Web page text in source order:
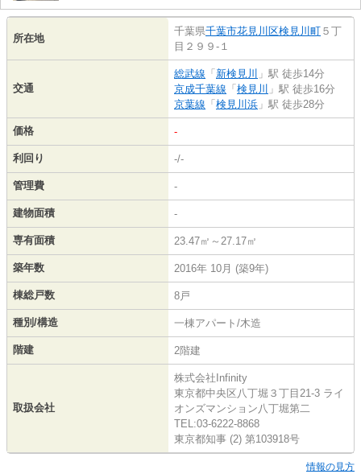
所在地
千葉県千葉市花見川区検見川町 ５丁
目２９９-１
交通
総武線 「 新検見川 」駅 徒歩14分
京成千葉線 「 検見川 」駅 徒歩16分
京葉線 「 検見川浜 」駅 徒歩28分
価格 -
利回り -/-
管理費 -
建物面積 -
専有面積 23.47㎡～27.17㎡
築年数 2016年 10月 (築9年)
棟総戸数 8戸
種別/構造 一棟アパート/木造
階建 2階建
取扱会社
株式会社Infinity
東京都中央区八丁堀３丁目21-3 ライ
オンズマンション八丁堀第二
TEL:03-6222-8868
東京都知事 (2) 第103918号
情報の見方